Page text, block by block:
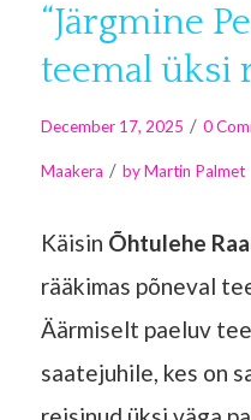
“Järgmine
teemal üksi
December 17, 2025 / 0
Maakera / byMartin Palmet
Käisin Õhtulehe
rääkimas põneval
Äärmiselt paeluv
saatejuhile, kes on